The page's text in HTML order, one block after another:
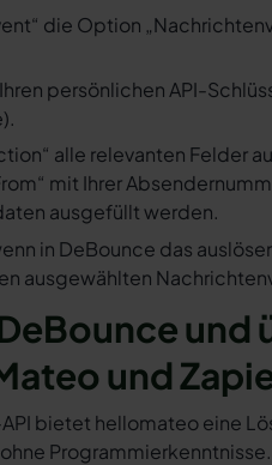
die Option
persönlichen API-
alle relevanten Felder
mit Ihrer
ausgefüllt werden.
in DeBounce das
ausgewählten
und
bietet hellomateo eine